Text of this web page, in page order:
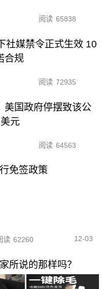
阅读 65838
社媒禁令正式生效 10
合规
阅读 72935
美国政府停摆致该公
元
阅读 64563
免签政策
读 62260 12-03
所说的那样吗？